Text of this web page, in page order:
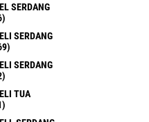
SERDANG
SERDANG
SERDANG
TUA